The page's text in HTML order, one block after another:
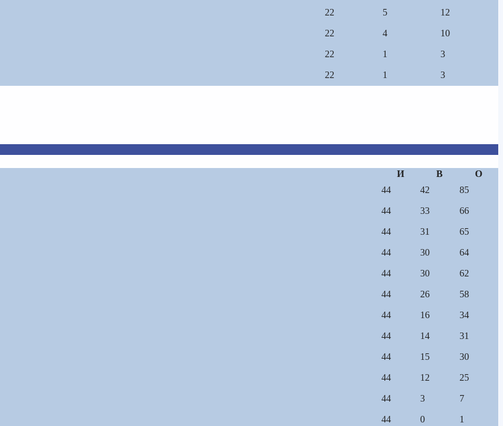
22 5 12
22 4 10
22 1 3
22 1 3
И В
О
44 42 85
44 33 66
44 31 65
44 30 64
44 30 62
44 26 58
44 16 34
44 14 31
44 15 30
44 12 25
44 3 7
44 0 1